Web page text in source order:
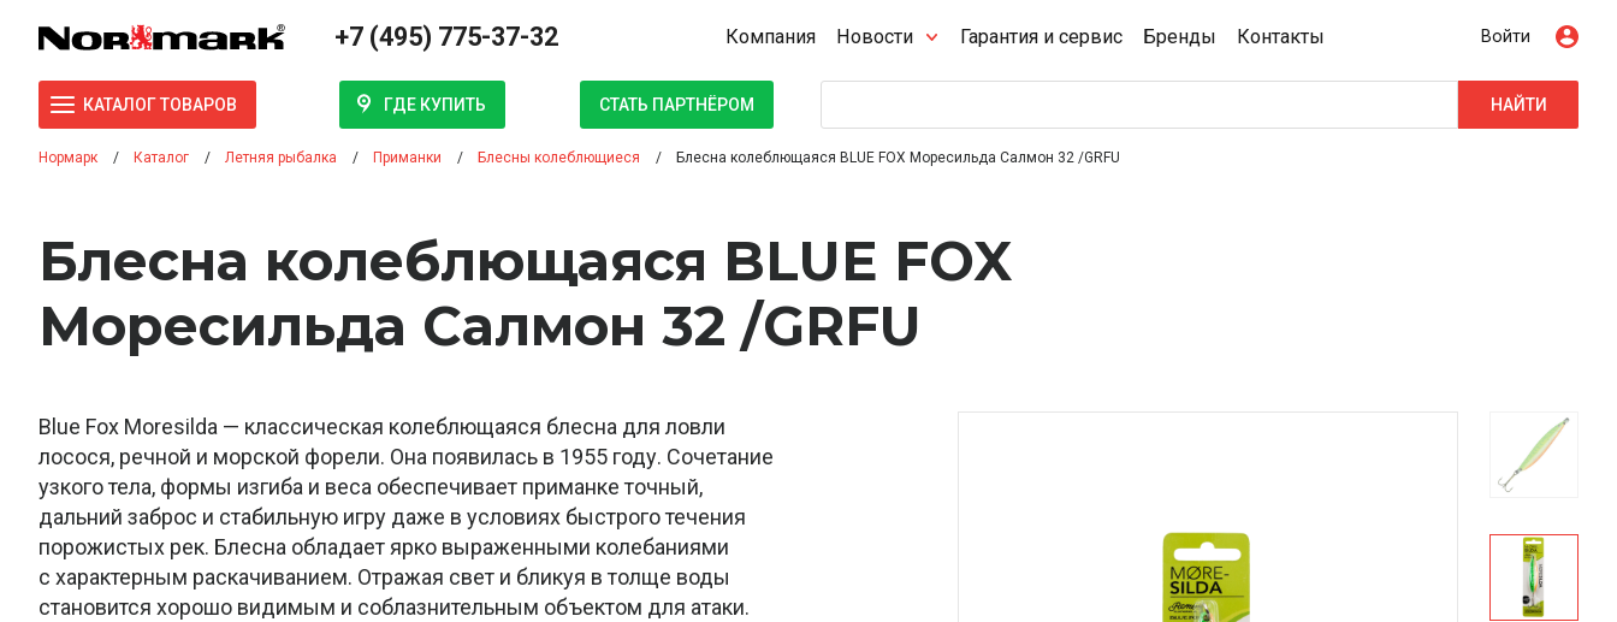
+7 (495) 775-37-32 Компания Новости Гарантия и сервис Бренды Контакты Войти
КАТАЛОГ ТОВАРОВ ГДЕ КУПИТЬ СТАТЬ ПАРТНЁРОМ НАЙТИ
Нормарк Каталог Летняя рыбалка Приманки Блесны колеблющиеся Блесна колеблющаяся BLUE FOX Моресильда Салмон 32 /GRFU
Блесна колеблющаяся BLUE FOX
Моресильда Салмон 32 /GRFU
Blue Fox Moresilda — классическая колеблющаяся блесна для ловли
лосося, речной и морской форели. Она появилась в 1955 году. Сочетание
узкого тела, формы изгиба и веса обеспечивает приманке точный,
дальний заброс и стабильную игру даже в условиях быстрого течения
порожистых рек. Блесна обладает ярко выраженными колебаниями
с характерным раскачиванием. Отражая свет и бликуя в толще воды
становится хорошо видимым и соблазнительным объектом для атаки.